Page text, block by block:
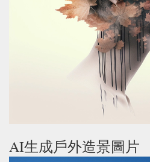
AI生成戶外造景圖片